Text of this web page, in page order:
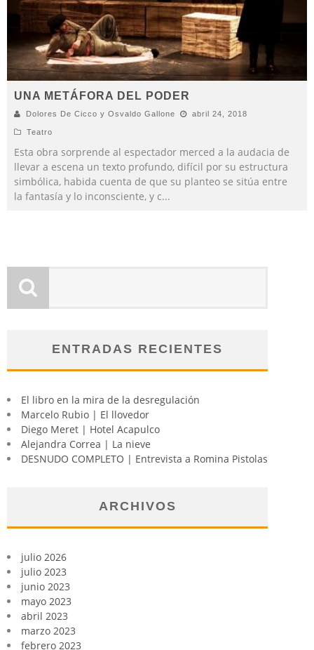
UNA METÁFORA DEL PODER
Dolores De Cicco y Osvaldo Gallone abril 24, 2018
Teatro
Esta obra sorprende al espectador merced a la audacia de
llevar a escena un texto profundo, difícil por su estructura
simbólica, habida cuenta de que su planteo se sitúa entre
la fantasía y lo inconsciente, y c...
ENTRADAS RECIENTES
El libro en la mira de la desregulación
Marcelo Rubio | El llovedor
Diego Meret | Hotel Acapulco
Alejandra Correa | La nieve
DESNUDO COMPLETO | Entrevista a Romina Pistolas
ARCHIVOS
julio 2026
julio 2023
junio 2023
mayo 2023
abril 2023
marzo 2023
febrero 2023